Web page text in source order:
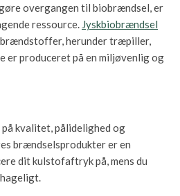
overgangen til biobrændsel, er
ressource. Jyskbiobrændsel
herunder træpiller,
er produceret på en miljøvenlig og
kvalitet, pålidelighed og
brændselsprodukter er en
dit kulstofaftryk på, mens du